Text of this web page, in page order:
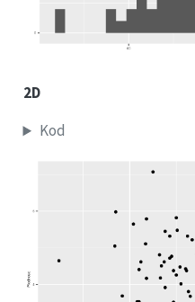
2D
Kod